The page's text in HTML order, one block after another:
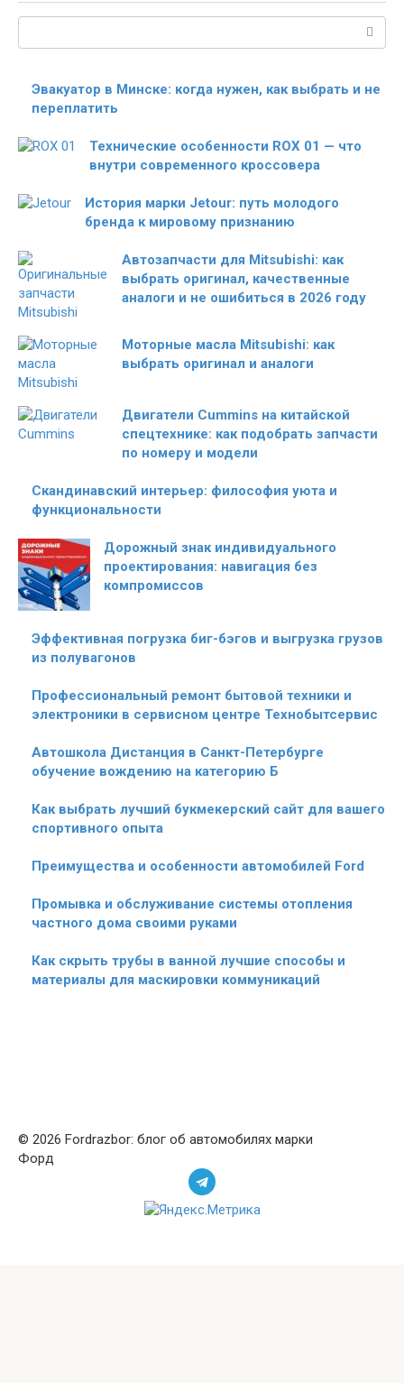
Эвакуатор в Минске: когда нужен, как выбрать и не
переплатить
Технические особенности ROX 01 — что
внутри современного кроссовера
История марки Jetour: путь молодого
бренда к мировому признанию
Автозапчасти для Mitsubishi: как
выбрать оригинал, качественные
аналоги и не ошибиться в 2026 году
Моторные масла Mitsubishi: как
выбрать оригинал и аналоги
Двигатели Cummins на китайской
спецтехнике: как подобрать запчасти
по номеру и модели
Скандинавский интерьер: философия уюта и
функциональности
Дорожный знак индивидуального
проектирования: навигация без
компромиссов
Эффективная погрузка биг-бэгов и выгрузка грузов
из полувагонов
Профессиональный ремонт бытовой техники и
электроники в сервисном центре Технобытсервис
Автошкола Дистанция в Санкт-Петербурге
обучение вождению на категорию Б
Как выбрать лучший букмекерский сайт для вашего
спортивного опыта
Преимущества и особенности автомобилей Ford
Промывка и обслуживание системы отопления
частного дома своими руками
Как скрыть трубы в ванной лучшие способы и
материалы для маскировки коммуникаций
© 2026 Fordrazbor: блог об автомобилях марки
Форд